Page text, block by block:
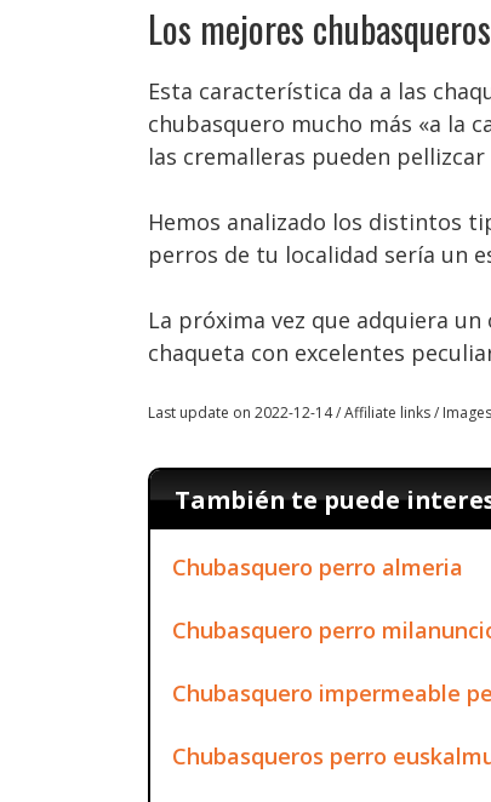
Los mejores
Esta característica da a las
chubasquero mucho más «a la
las cremalleras pueden
Hemos analizado los distintos
perros de tu localidad sería un
La próxima vez que adquiera
chaqueta con excelentes
Last update on 2022-12-14 / Affiliate links /
También te puede
Chubasquero perro almeria
Chubasquero perro
Chubasquero impermeable
Chubasqueros perro